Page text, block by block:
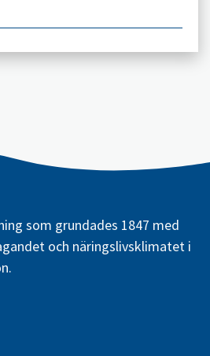
som grundades 1847 med
och näringslivsklimatet i